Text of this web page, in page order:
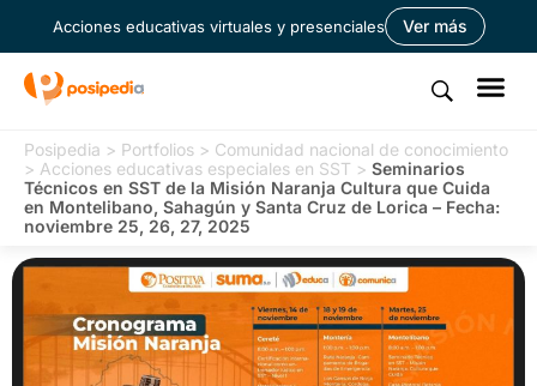
Acciones educativas virtuales y presenciales Ver más
Posipedia > Portfolios > Comunidad nacional de conocimiento
> Acciones educativas especiales en SST > Seminarios
Técnicos en SST de la Misión Naranja Cultura que Cuida
en Montelibano, Sahagún y Santa Cruz de Lorica – Fecha:
noviembre 25, 26, 27, 2025